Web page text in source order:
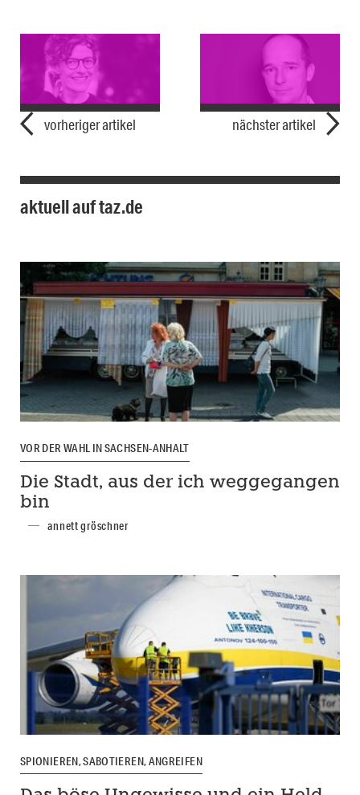
vorheriger artikel nächster artikel
aktuell auf taz.de
VOR DER WAHL IN SACHSEN-ANHALT
Die Stadt, aus der ich weggegangen
bin
annett gröschner
SPIONIEREN, SABOTIEREN, ANGREIFEN